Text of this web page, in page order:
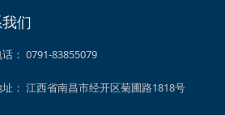
们
话： 0791-83855079
： 江西省南昌市经开区菊圃路1818号